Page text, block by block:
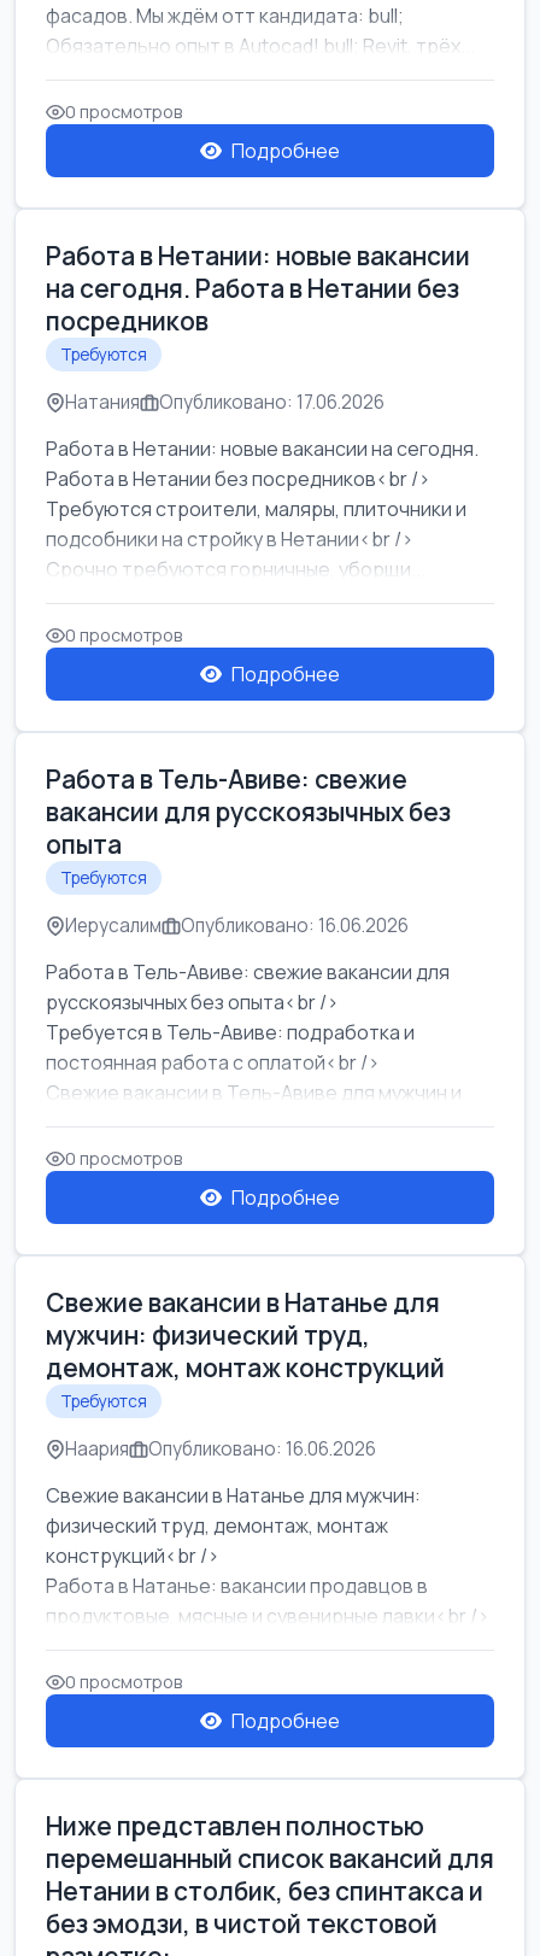
фасадов. Мы ждём отт кандидата: bull;
Обязательно опыт в Autocad! bull; Revit, трёх...
0 просмотров
Подробнее
Работа в Нетании: новые вакансии
на сегодня. Работа в Нетании без
посредников
Требуются
Натания Опубликовано: 17.06.2026
Работа в Нетании: новые вакансии на сегодня.
Работа в Нетании без посредников<br />
Требуются строители, маляры, плиточники и
подсобники на стройку в Нетании<br />
Срочно требуются горничные, уборщи...
0 просмотров
Подробнее
Работа в Тель-Авиве: свежие
вакансии для русскоязычных без
опыта
Требуются
Иерусалим Опубликовано: 16.06.2026
Работа в Тель-Авиве: свежие вакансии для
русскоязычных без опыта<br />
Требуется в Тель-Авиве: подработка и
постоянная работа с оплатой<br />
Свежие вакансии в Тель-Авиве для мужчин и
женщин от хозя...
0 просмотров
Подробнее
Свежие вакансии в Натанье для
мужчин: физический труд,
демонтаж, монтаж конструкций
Требуются
Наария Опубликовано: 16.06.2026
Свежие вакансии в Натанье для мужчин:
физический труд, демонтаж, монтаж
конструкций<br />
Работа в Натанье: вакансии продавцов в
продуктовые, мясные и сувенирные лавки<br />
Разнорабочий на сборку м...
0 просмотров
Подробнее
Ниже представлен полностью
перемешанный список вакансий для
Нетании в столбик, без спинтакса и
без эмодзи, в чистой текстовой